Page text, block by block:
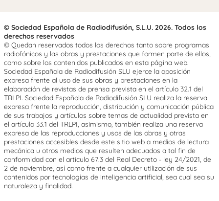
© Sociedad Española de Radiodifusión, S.L.U. 2026. Todos los
derechos reservados
© Quedan reservados todos los derechos tanto sobre programas
radiofónicos y las obras y prestaciones que formen parte de ellos,
como sobre los contenidos publicados en esta página web.
Sociedad Española de Radiodifusión SLU ejerce la oposición
expresa frente al uso de sus obras y prestaciones en la
elaboración de revistas de prensa prevista en el artículo 32.1 del
TRLPI. Sociedad Española de Radiodifusión SLU realiza la reserva
expresa frente la reproducción, distribución y comunicación pública
de sus trabajos y artículos sobre temas de actualidad prevista en
el artículo 33.1 del TRLPI, asimismo, también realiza una reserva
expresa de las reproducciones y usos de las obras y otras
prestaciones accesibles desde este sitio web a medios de lectura
mecánica u otros medios que resulten adecuados a tal fin de
conformidad con el artículo 67.3 del Real Decreto - ley 24/2021, de
2 de noviembre, así como frente a cualquier utilización de sus
contenidos por tecnologías de inteligencia artificial, sea cual sea su
naturaleza y finalidad.